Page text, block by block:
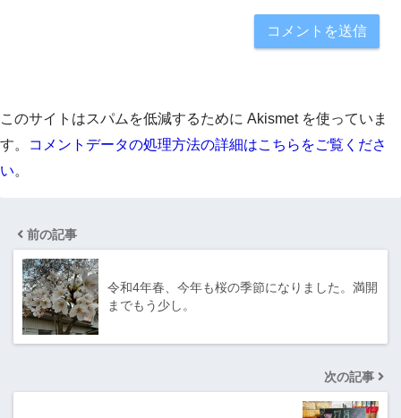
このサイトはスパムを低減するために Akismet を使っていま
す。
コメントデータの処理方法の詳細はこちらをご覧くださ
い。
前の記事
令和4年春、今年も桜の季節になりました。満開
までもう少し。
次の記事